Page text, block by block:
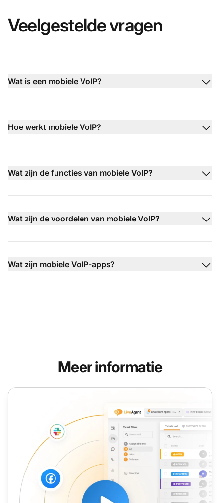
Veelgestelde vragen
Wat is een mobiele VoIP?
Hoe werkt mobiele VoIP?
Wat zijn de functies van mobiele VoIP?
Wat zijn de voordelen van mobiele VoIP?
Wat zijn mobiele VoIP-apps?
Meer informatie
VoIP-software